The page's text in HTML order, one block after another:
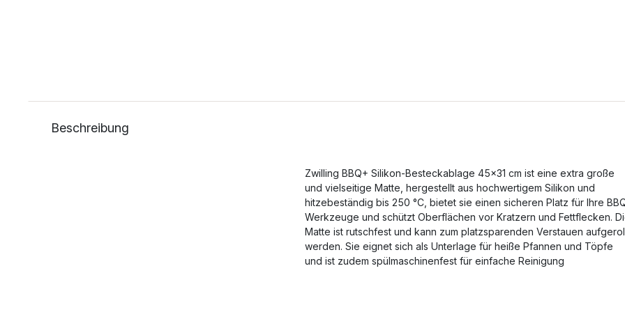
Beschreibung
Zwilling BBQ+ Silikon-Besteckablage 45x31 cm ist eine extra große
und vielseitige Matte, hergestellt aus hochwertigem Silikon und
hitzebeständig bis 250 °C, bietet sie einen sicheren Platz für Ihre
Werkzeuge und schützt Oberflächen vor Kratzern und Fettflecken.
Matte ist rutschfest und kann zum platzsparenden Verstauen
werden. Sie eignet sich als Unterlage für heiße Pfannen und Töpfe
und ist zudem spülmaschinenfest für einfache Reinigung